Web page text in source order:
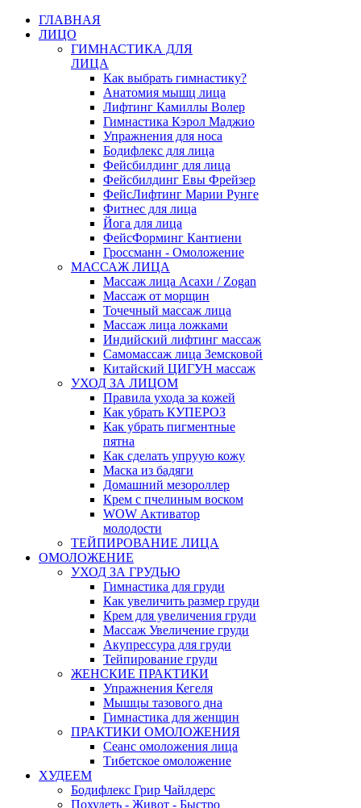
ГЛАВНАЯ
ЛИЦО
ГИМНАСТИКА ДЛЯ
ЛИЦА
Как выбрать гимнастику?
Анатомия мышц лица
Лифтинг Камиллы Волер
Гимнастика Кэрол Маджио
Упражнения для носа
Бодифлекс для лица
Фейсбилдинг для лица
Фейсбилдинг Евы Фрейзер
ФейсЛифтинг Марии Рунге
Фитнес для лица
Йога для лица
ФейсФорминг Кантиени
Гроссманн - Омоложение
МАССАЖ ЛИЦА
Массаж лица Асахи / Zogan
Массаж от морщин
Точечный массаж лица
Массаж лица ложками
Индийский лифтинг массаж
Самомассаж лица Земсковой
Китайский ЦИГУН массаж
УХОД ЗА ЛИЦОМ
Правила ухода за кожей
Как убрать КУПЕРОЗ
Как убрать пигментные
пятна
Как сделать упруую кожу
Маска из бадяги
Домашний мезороллер
Крем с пчелиным воском
WOW Активатор
молодости
ТЕЙПИРОВАНИЕ ЛИЦА
ОМОЛОЖЕНИЕ
УХОД ЗА ГРУДЬЮ
Гимнастика для груди
Как увеличить размер груди
Крем для увеличения груди
Массаж Увеличение груди
Акупрессура для груди
Тейпирование груди
ЖЕНСКИЕ ПРАКТИКИ
Упражнения Кегеля
Мышцы тазового дна
Гимнастика для женщин
ПРАКТИКИ ОМОЛОЖЕНИЯ
Сеанс омоложения лица
Тибетское омоложение
ХУДЕЕМ
Бодифлекс Грир Чайлдерс
Похудеть - Живот - Быстро